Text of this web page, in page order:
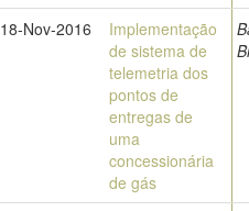
18-Nov-2016
Implementação
de sistema de
telemetria dos
pontos de
entregas de
uma
concessionária
de gás